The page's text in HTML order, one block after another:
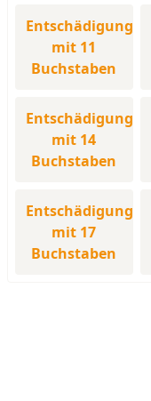
Entschädigung
mit 11
Buchstaben
Entschädigung
mit 14
Buchstaben
Entschädigung
mit 17
Buchstaben